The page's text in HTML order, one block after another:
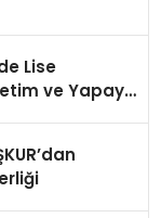
Lise
ve Yapay